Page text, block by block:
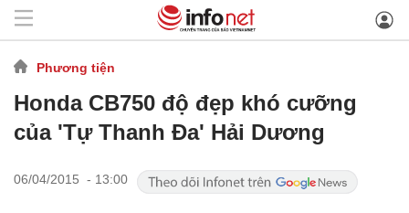
Phương tiện
Honda CB750 độ đẹp khó cưỡng
của 'Tự Thanh Đa' Hải Dương
06/04/2015 - 13:00